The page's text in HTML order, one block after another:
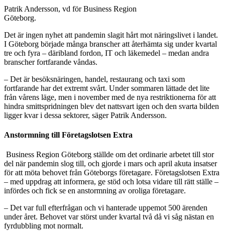
Patrik Andersson, vd för Business Region
Göteborg.
Det är ingen nyhet att pandemin slagit hårt mot näringslivet i landet.
I Göteborg började många branscher att återhämta sig under kvartal
tre och fyra – däribland fordon, IT och läkemedel – medan andra
branscher fortfarande våndas.
– Det är besöksnäringen, handel, restaurang och taxi som
fortfarande har det extremt svårt. Under sommaren lättade det lite
från vårens läge, men i november med de nya restriktionerna för att
hindra smittspridningen blev det nattsvart igen och den svarta bilden
ligger kvar i dessa sektorer, säger Patrik Andersson.
Anstormning till Företagslotsen Extra
Business Region Göteborg ställde om det ordinarie arbetet till stor
del när pandemin slog till, och gjorde i mars och april akuta insatser
för att möta behovet från Göteborgs företagare. Företagslotsen Extra
– med uppdrag att informera, ge stöd och lotsa vidare till rätt ställe –
infördes och fick se en anstormning av oroliga företagare.
– Det var full efterfrågan och vi hanterade uppemot 500 ärenden
under året. Behovet var störst under kvartal två då vi såg nästan en
fyrdubbling mot normalt.